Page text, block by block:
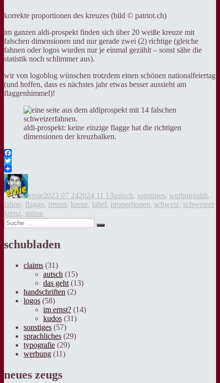
korrekte proportionen des kreuzes (bild © patriot.ch)
im ganzen aldi-prospekt finden sich über 20 weiße kreuze mit
falschen dimensionen und nur gerade zwei (2) richtige (gleiche
fahnen oder logos wurden nur je einmal gezählt – sonst sähe die
statistik noch schlimmer aus).
wir von logoblog wünschen trotzdem einen schönen nationalfeiertag
(und hoffen, dass es nächstes jahr etwas besser aussieht am
flaggenhimmel)!
aldi-prospekt: keine einzige flagge hat die richtigen
dimensionen der kreuzbalken.
Facebook
Twitter
ernie2023 07 242024 11 13autsch, sonstiges, werbungaldi,
fahne, flagge, irrtum, kreuz, label, proportionen, schweiz, schweizer
kreuz, suisse
Suche
nach:
Suche
schubladen
claims (31)
autsch (15)
das geht (13)
handschriften (2)
logos (58)
im ernst? (14)
kudos (31)
sonstiges (57)
sprachliches (29)
typografie (29)
werbung (11)
neues zeugs